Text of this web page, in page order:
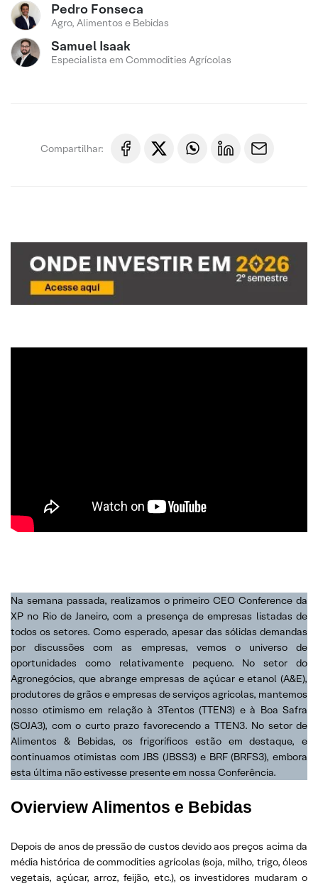
Pedro Fonseca
Agro, Alimentos e Bebidas
Samuel Isaak
Especialista em Commodities Agrícolas
Compartilhar:
Na semana passada, realizamos o primeiro CEO Conference da
XP no Rio de Janeiro, com a presença de empresas listadas de
todos os setores. Como esperado, apesar das sólidas demandas
por discussões com as empresas, vemos o universo de
oportunidades como relativamente pequeno. No setor do
Agronegócios, que abrange empresas de açúcar e etanol (A&E),
produtores de grãos e empresas de serviços agrícolas, mantemos
nosso otimismo em relação à 3Tentos (TTEN3) e à Boa Safra
(SOJA3), com o curto prazo favorecendo a TTEN3. No setor de
Alimentos & Bebidas, os frigoríficos estão em destaque, e
continuamos otimistas com JBS (JBSS3) e BRF (BRFS3), embora
esta última não estivesse presente em nossa Conferência.
Ovierview Alimentos e Bebidas
Depois de anos de pressão de custos devido aos preços acima da
média histórica de commodities agrícolas (soja, milho, trigo, óleos
vegetais, açúcar, arroz, feijão, etc.), os investidores mudaram o